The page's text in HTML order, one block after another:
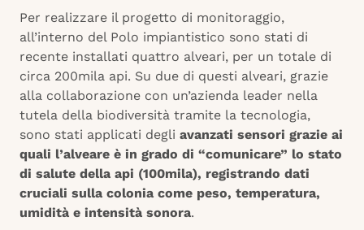
Per realizzare il progetto di monitoraggio,
all’interno del Polo impiantistico sono stati di
recente installati quattro alveari, per un totale di
circa 200mila api. Su due di questi alveari, grazie
alla collaborazione con un’azienda leader nella
tutela della biodiversità tramite la tecnologia,
sono stati applicati degli avanzati sensori grazie ai
quali l’alveare è in grado di “comunicare” lo stato
di salute della api (100mila), registrando dati
cruciali sulla colonia come peso, temperatura,
umidità e intensità sonora.